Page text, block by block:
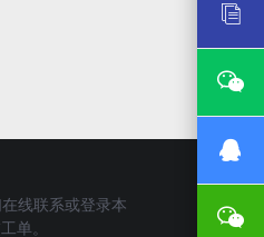
线联系或登录本
单。